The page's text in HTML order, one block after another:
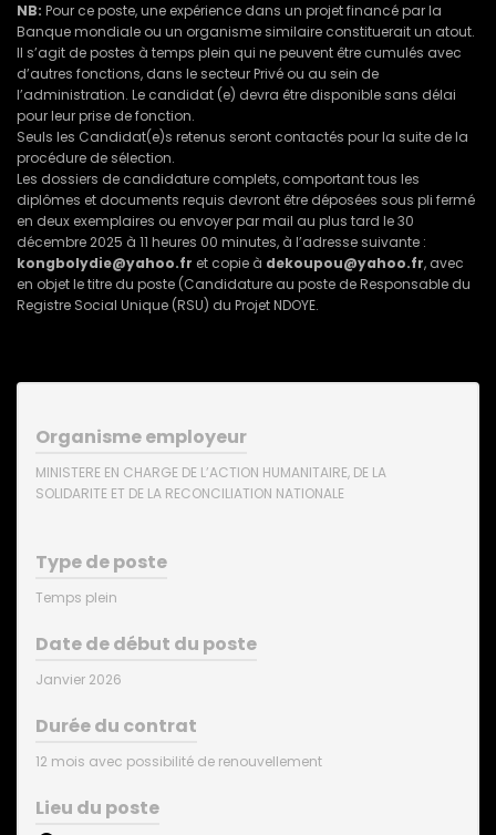
NB: Pour ce poste, une expérience dans un projet financé par la
Banque mondiale ou un organisme similaire constituerait un atout.
Il s’agit de postes à temps plein qui ne peuvent être cumulés avec
d’autres fonctions, dans le secteur Privé ou au sein de
l’administration. Le candidat (e) devra être disponible sans délai
pour leur prise de fonction.
Seuls les Candidat(e)s retenus seront contactés pour la suite de la
procédure de sélection.
Les dossiers de candidature complets, comportant tous les
diplômes et documents requis devront être déposées sous pli fermé
en deux exemplaires ou envoyer par mail au plus tard le 30
décembre 2025 à 11 heures 00 minutes, à l’adresse suivante :
kongbolydie@yahoo.fr et copie à dekoupou@yahoo.fr, avec
en objet le titre du poste (Candidature au poste de Responsable du
Registre Social Unique (RSU) du Projet NDOYE.
Organisme employeur
MINISTERE EN CHARGE DE L’ACTION HUMANITAIRE, DE LA
SOLIDARITE ET DE LA RECONCILIATION NATIONALE
Type de poste
Temps plein
Date de début du poste
Janvier 2026
Durée du contrat
12 mois avec possibilité de renouvellement
Lieu du poste